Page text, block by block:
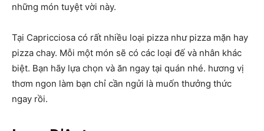
những món tuyệt vời này.
Tại Capricciosa có rất nhiều loại pizza như pizza mặn hay
pizza chay. Mỗi một món sẽ có các loại đế và nhân khác
biệt. Bạn hãy lựa chọn và ăn ngay tại quán nhé. hương vị
thơm ngon làm bạn chỉ cần ngửi là muốn thưởng thức
ngay rồi.